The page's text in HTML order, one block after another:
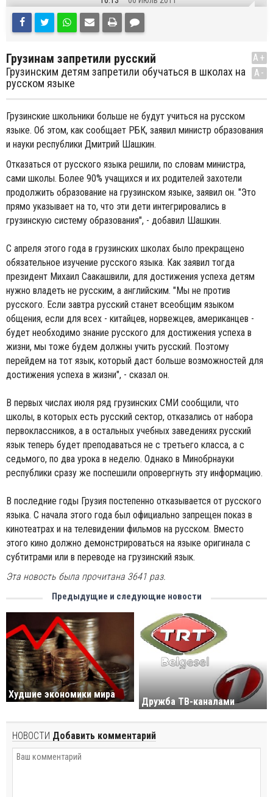
Грузинам запретили русский
Грузинским детям запретили обучаться в школах на
русском языке
A+
A-
Грузинские школьники больше не будут учиться на русском
языке. Об этом, как сообщает РБК, заявил министр образования
и науки республики Дмитрий Шашкин.
Отказаться от русского языка решили, по словам министра,
сами школы. Более 90% учащихся и их родителей захотели
продолжить образование на грузинском языке, заявил он. "Это
прямо указывает на то, что эти дети интегрировались в
грузинскую систему образования", - добавил Шашкин.
С апреля этого года в грузинских школах было прекращено
обязательное изучение русского языка. Как заявил тогда
президент Михаил Саакашвили, для достижения успеха детям
нужно владеть не русским, а английским. "Мы не против
русского. Если завтра русский станет всеобщим языком
общения, если для всех - китайцев, норвежцев, американцев -
будет необходимо знание русского для достижения успеха в
жизни, мы тоже будем должны учить русский. Поэтому
перейдем на тот язык, который даст больше возможностей для
достижения успеха в жизни", - сказал он.
В первых числах июля ряд грузинских СМИ сообщили, что
школы, в которых есть русский сектор, отказались от набора
первоклассников, а в остальных учебных заведениях русский
язык теперь будет преподаваться не с третьего класса, а с
седьмого, по два урока в неделю. Однако в Минобрнауки
республики сразу же поспешили опровергнуть эту информацию.
В последние годы Грузия постепенно отказывается от русского
языка. С начала этого года был официально запрещен показ в
кинотеатрах и на телевидении фильмов на русском. Вместо
этого кино должно демонстрироваться на языке оригинала с
субтитрами или в переводе на грузинский язык.
Эта новость была прочитана 3641 раз.
Предыдущие и следующие новости
Худшие экономики мира
Дружба ТВ-каналами
НОВОСТИ Добавить комментарий